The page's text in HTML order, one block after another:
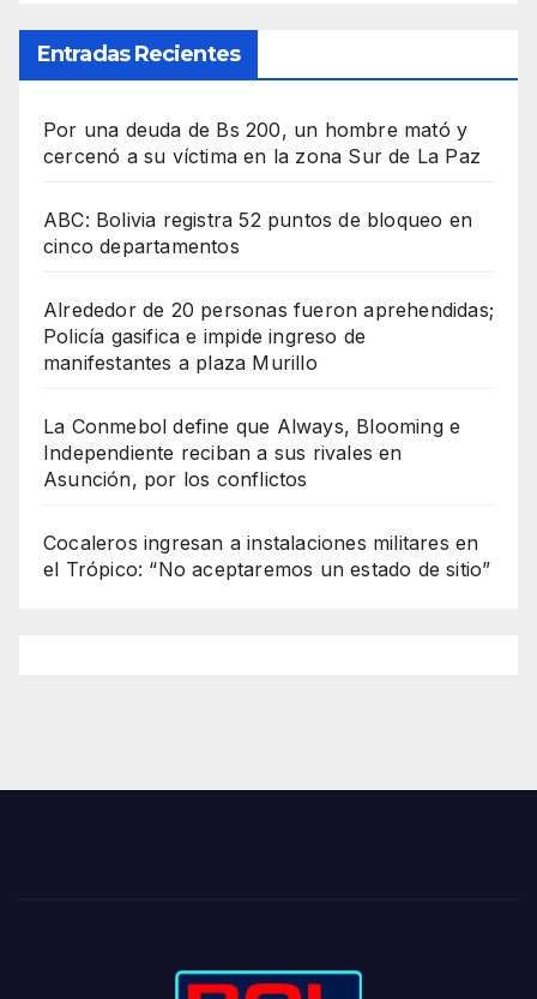
Entradas Recientes
Por una deuda de Bs 200, un hombre mató y
cercenó a su víctima en la zona Sur de La Paz
ABC: Bolivia registra 52 puntos de bloqueo en
cinco departamentos
Alrededor de 20 personas fueron aprehendidas;
Policía gasifica e impide ingreso de
manifestantes a plaza Murillo
La Conmebol define que Always, Blooming e
Independiente reciban a sus rivales en
Asunción, por los conflictos
Cocaleros ingresan a instalaciones militares en
el Trópico: “No aceptaremos un estado de sitio”